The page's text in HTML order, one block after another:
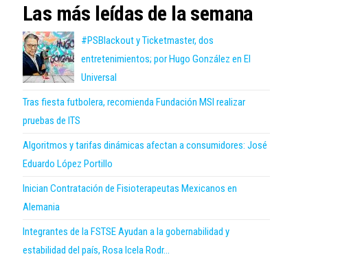
Las más leídas de la semana
#PSBlackout y Ticketmaster, dos
entretenimientos; por Hugo González en El
Universal
Tras fiesta futbolera, recomienda Fundación MSI realizar
pruebas de ITS
Algoritmos y tarifas dinámicas afectan a consumidores: José
Eduardo López Portillo
Inician Contratación de Fisioterapeutas Mexicanos en
Alemania
Integrantes de la FSTSE Ayudan a la gobernabilidad y
estabilidad del país, Rosa Icela Rodr...